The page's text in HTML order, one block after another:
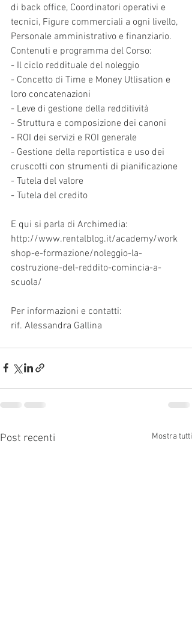
di back office, Coordinatori operativi e
tecnici, Figure commerciali a ogni livello,
Personale amministrativo e finanziario.
Contenuti e programma del Corso:
- Il ciclo reddituale del noleggio
- Concetto di Time e Money Utlisation e
loro concatenazioni
- Leve di gestione della redditività
- Struttura e composizione dei canoni
- ROI dei servizi e ROI generale
- Gestione della reportistica e uso dei
cruscotti con strumenti di pianificazione
- Tutela del valore
- Tutela del credito
E qui si parla di Archimedia:
http://www.rentalblog.it/academy/work
shop-e-formazione/noleggio-la-
costruzione-del-reddito-comincia-a-
scuola/
Per informazioni e contatti:
rif. Alessandra Gallina
Post recenti Mostra tutti